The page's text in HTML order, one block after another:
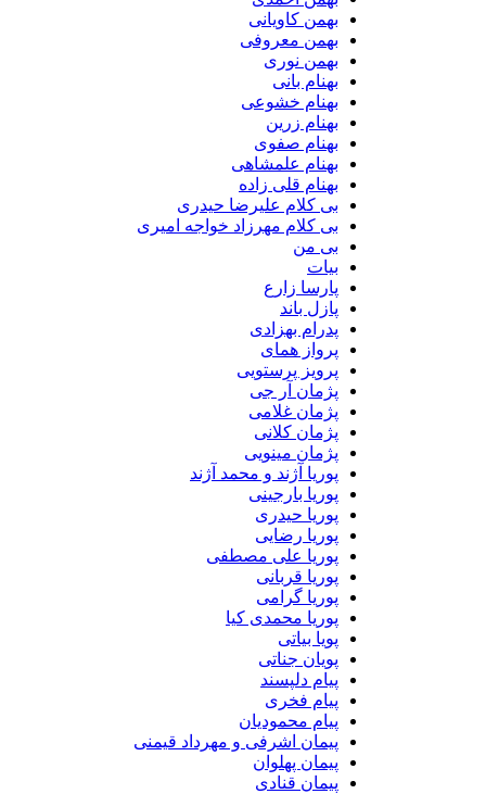
بهمن کاویانی
بهمن معروفی
بهمن نوری
بهنام بانی
بهنام خشوعی
بهنام زرین
بهنام صفوی
بهنام علمشاهی
بهنام قلی زاده
بی کلام علیرضا حیدری
بی کلام مهرزاد خواجه امیری
پارسا زارع
پازل باند
پدرام بهزادی
پرواز همای
پرویز پرستویی
پژمان آر جی
پژمان غلامی
پژمان کلانی
پژمان مینویی
پوریا آژند و محمد آژند
پوریا بارجینی
پوریا حیدری
پوریا رضایی
پوریا علی مصطفی
پوریا قربانی
پوریا گرامی
پوریا محمدی کیا
پویا بیاتی
پویان جناتی
پیام دلپسند
پیام فخری
پیام محمودیان
پیمان اشرفی و مهرداد قیمنی
پیمان پهلوان
پیمان قنادی